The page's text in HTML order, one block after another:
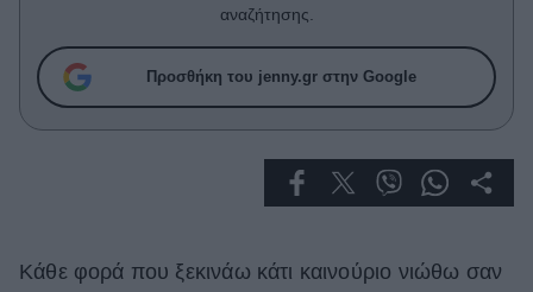
Συνεντεύξεις
Who
True Stories
αναζήτησης.
Προσθήκη του jenny.gr στην Google
Κάθε φορά που ξεκινάω κάτι καινούριο νιώθω σαν